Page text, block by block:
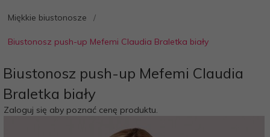
Miękkie biustonosze
Biustonosz push-up Mefemi Claudia Braletka biały
Biustonosz push-up Mefemi Claudia
Braletka biały
Zaloguj się aby poznać cenę produktu.